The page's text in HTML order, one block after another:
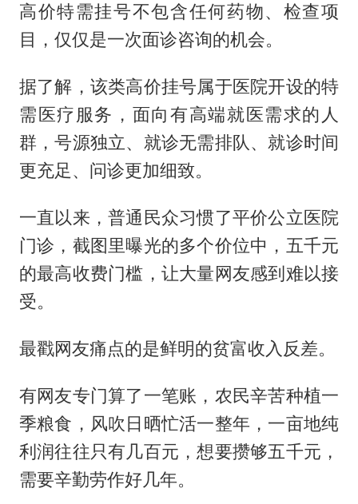
高价特需挂号不包含任何药物、检查项
目，仅仅是一次面诊咨询的机会。
据了解，该类高价挂号属于医院开设的特
需医疗服务，面向有高端就医需求的人
群，号源独立、就诊无需排队、就诊时间
更充足、问诊更加细致。
一直以来，普通民众习惯了平价公立医院
门诊，截图里曝光的多个价位中，五千元
的最高收费门槛，让大量网友感到难以接
受。
最戳网友痛点的是鲜明的贫富收入反差。
有网友专门算了一笔账，农民辛苦种植一
季粮食，风吹日晒忙活一整年，一亩地纯
利润往往只有几百元，想要攒够五千元，
需要辛勤劳作好几年。